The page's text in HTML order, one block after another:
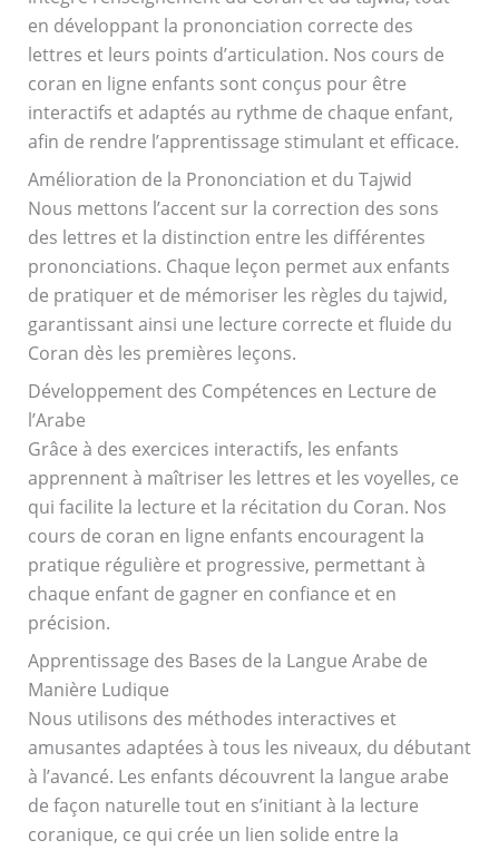
en développant la prononciation correcte des
lettres et leurs points d’articulation. Nos cours de
coran en ligne enfants sont conçus pour être
interactifs et adaptés au rythme de chaque enfant,
afin de rendre l’apprentissage stimulant et efficace.
Amélioration de la Prononciation et du Tajwid
Nous mettons l’accent sur la correction des sons
des lettres et la distinction entre les différentes
prononciations. Chaque leçon permet aux enfants
de pratiquer et de mémoriser les règles du tajwid,
garantissant ainsi une lecture correcte et fluide du
Coran dès les premières leçons.
Développement des Compétences en Lecture de
l’Arabe
Grâce à des exercices interactifs, les enfants
apprennent à maîtriser les lettres et les voyelles, ce
qui facilite la lecture et la récitation du Coran. Nos
cours de coran en ligne enfants encouragent la
pratique régulière et progressive, permettant à
chaque enfant de gagner en confiance et en
précision.
Apprentissage des Bases de la Langue Arabe de
Manière Ludique
Nous utilisons des méthodes interactives et
amusantes adaptées à tous les niveaux, du débutant
à l’avancé. Les enfants découvrent la langue arabe
de façon naturelle tout en s’initiant à la lecture
coranique, ce qui crée un lien solide entre la